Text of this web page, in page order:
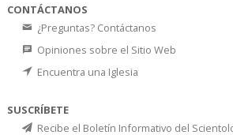
CONTÁCTANOS
¿Preguntas? Contáctanos
Opiniones sobre el Sitio Web
Encuentra una Iglesia
SUSCRÍBETE
Recibe el Boletín Informativo del